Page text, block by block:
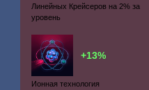
Линейных Крейсеров на 2% за
уровень
+13%
Ионная технология